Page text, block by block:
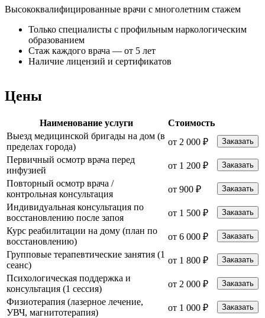
Высококвалифицированные врачи с многолетним стажем
Только специалисты с профильным наркологическим
образованием
Стаж каждого врача — от 5 лет
Наличие лицензий и сертификатов
Цены
Наименование услуги
Стоимость
Выезд медицинской бригады на дом (в
пределах города)
от 2 000 ₽ Заказать
Первичный осмотр врача перед
инфузией
от 1 200 ₽ Заказать
Повторный осмотр врача /
контрольная консультация
от 900 ₽ Заказать
Индивидуальная консультация по
восстановлению после запоя
от 1 500 ₽ Заказать
Курс реабилитации на дому (план по
восстановлению)
от 6 000 ₽ Заказать
Групповые терапевтические занятия (1
сеанс)
от 1 800 ₽ Заказать
Психологическая поддержка и
консультация (1 сессия)
от 2 000 ₽ Заказать
Физиотерапия (лазерное лечение,
УВЧ, магнитотерапия)
от 1 000 ₽ Заказать